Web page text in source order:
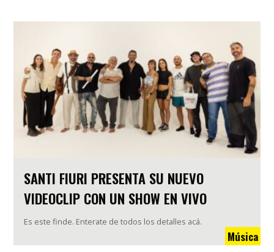
SANTI FIURI PRESENTA SU NUEVO
VIDEOCLIP CON UN SHOW EN VIVO
Es este finde. Enterate de todos los detalles acá.
Música